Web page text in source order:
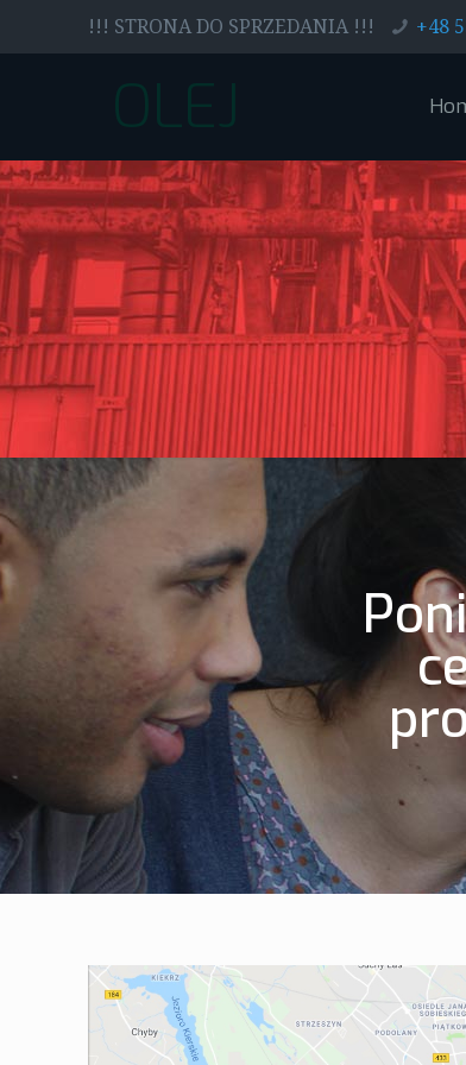
!!! STRONA DO SPRZEDANIA !!! +48
OLEJ